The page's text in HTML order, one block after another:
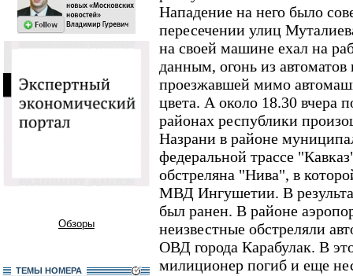
Обзоры
ТЕМЫ НОМЕРА
Нападение на него было
пересечении улиц
на своей машине ехал на
данным, огонь из
проезжавшей мимо
цвета. А около 18.30 вчера
районах республики
Назрани в районе
федеральной трассе
обстреляна "Нива", в
МВД Ингушетии. В
был ранен. В районе
неизвестные обстреляли
ОВД города Карабулак. В
милиционер погиб и еще